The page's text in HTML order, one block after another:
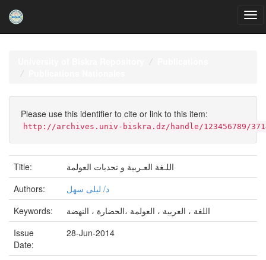
Please use this identifier to cite or link to this item:
http://archives.univ-biskra.dz/handle/123456789/
Title:
اللـغة العـربية و تحديات العولمة
Authors:
د/ ليلى سهل
Keywords:
اللغة ، العربية ، العولمة ،الحضارة ، النهضة
Issue
Date:
28-Jun-2014